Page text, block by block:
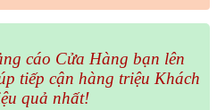
cáo Cửa Hàng bạn lên
tiếp cận hàng triệu Khách
quả nhất!